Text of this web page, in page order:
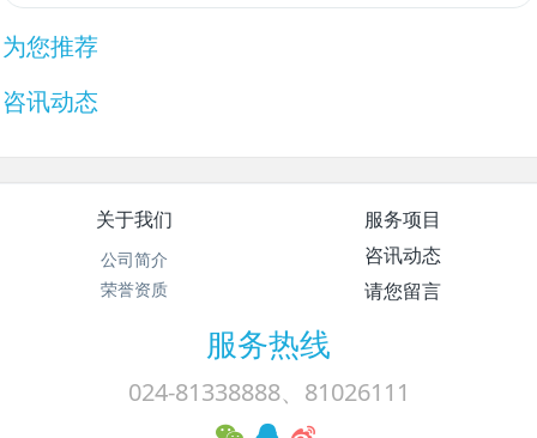
为您推荐
咨讯动态
关于我们
公司简介
荣誉资质
服务项目
咨讯动态
请您留言
服务热线
024-81338888、81026111